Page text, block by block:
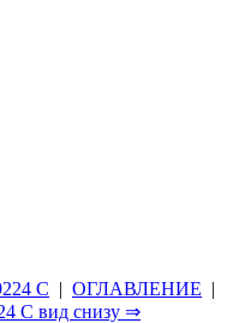
C | ОГЛАВЛЕНИЕ |
C вид снизу ⇒